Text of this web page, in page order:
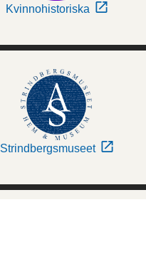
Kvinnohistoriska
Strindbergsmuseet